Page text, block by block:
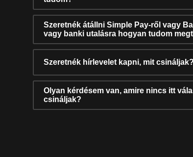
Szeretnék átállni Simple Pay-ről vagy
vagy banki utalásra hogyan tudom
Szeretnék hírlevelet kapni, mit csináljak?
Olyan kérdésem van, amire nincs itt
csináljak?